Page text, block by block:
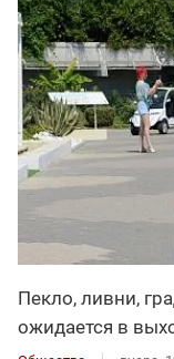
Пекло, ливни,
ожидается в